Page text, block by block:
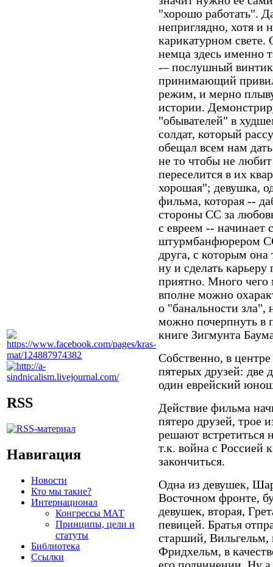
RSS
Навигация
Новости
Кто мы такие?
Интернационал
Конгрессы МАТ
Принципы, цели и
статуты
Библиотека
Ссылки
"хорошо работать".
неприглядно, хотя и
карикатурном свете.
немца здесь именно
-– послушный
принимающий
режим, и мерно
истории.
"обывателей" в
солдат, который
обещал всем нам
не то чтобы не
переселится в их
хорошая"; девушка,
фильма, которая --
стороны СС за
с евреем -- начинает
штурмбанфюрером
друга, с которым она
ну и сделать
приятно. Много чего
вполне можно
о "банальности зла",
можно почерпнуть в
книге Зигмунта
Собственно, в
пятерых друзей: две
один еврейский
Действие фильма
пятеро друзей, трое
решают встретиться
т.к. война с Россией
закончиться.
Одна из девушек,
Восточном фронте,
девушек, вторая,
певицей. Братья
старший, Вильгельм,
Фридхельм, в